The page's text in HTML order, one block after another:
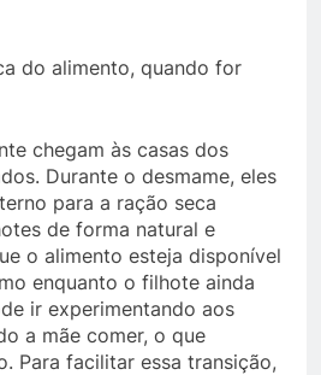
do alimento, quando for
chegam às casas dos
Durante o desmame, eles
para a ração seca
de forma natural e
o alimento esteja disponível
enquanto o filhote ainda
ir experimentando aos
a mãe comer, o que
Para facilitar essa transição,